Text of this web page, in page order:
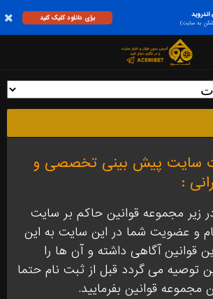
به سایت)
برای دانلود کلیک کنید
سایت پیش بینی تخصصی و
:
زیر مجموعه قوانین حاکم بر سایت
و عضویت شما در این سایت به این
قوانین آگاهی داشته و آن ها را
توصیه می گردد قبل از ثبت نام حتما
مجموعه قوانین بفرمایید.